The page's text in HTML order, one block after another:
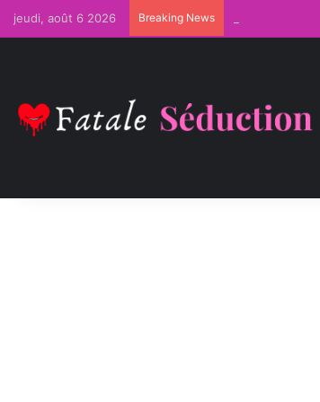
jeudi, août 6 2026 Breaking News